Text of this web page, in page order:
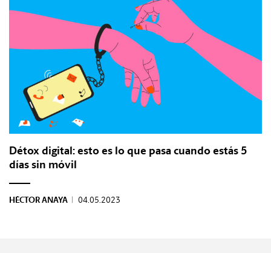
Détox digital: esto es lo que pasa cuando estás 5
días sin móvil
HÉCTOR ANAYA | 04.05.2023